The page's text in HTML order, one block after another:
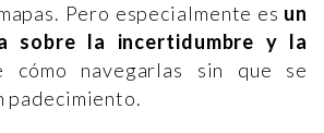
Pero especialmente es un
sobre la incertidumbre y la
cómo navegarlas sin que se
padecimiento.